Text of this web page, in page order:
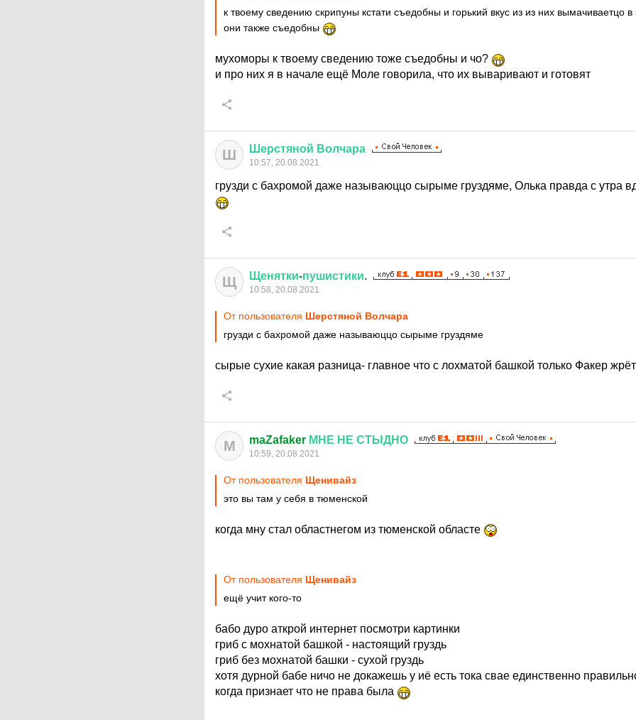
к твоему сведению скрипуны кстати съедобны и горький вкус из из них вымачиваетцо в
они также съедобны
мухоморы к твоему сведению тоже съедобны и чо?
и про них я в начале ещё Моле говорила, что их вываривают и готовят
Ш Шерстяной Волчара
10:57, 20.08.2021
грузди с бахромой даже называюццо сырыме груздяме, Олька правда с утра
Щ Щенятки-пушистики.
10:58, 20.08.2021
От пользователя Шерстяной Волчара
грузди с бахромой даже называюццо сырыме груздяме
сырые сухие какая разница- главное что с лохматой башкой только Факер
M maZafaker МНЕ НЕ СТЫДНО
10:59, 20.08.2021
От пользователя Щенивайз
это вы там у себя в тюменской
когда мну стал областнегом из тюменской областе
От пользователя Щенивайз
ещё учит кого-то
бабо дуро аткрой интернет посмотри картинки
гриб с мохнатой башкой - настоящий груздь
гриб без мохнатой башки - сухой груздь
хотя дурной бабе ничо не докажешь у иё есть тока свае единственно
когда признает что не права была